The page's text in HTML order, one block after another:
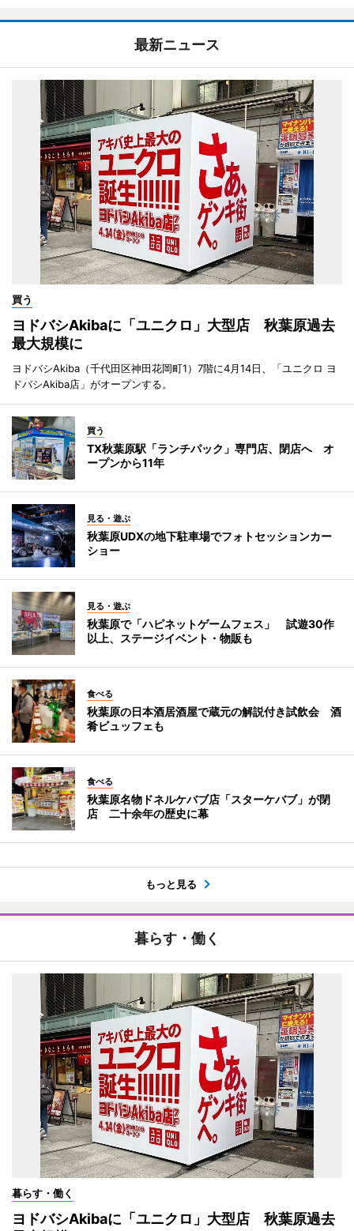
最新ニュース
買う
ヨドバシAkibaに「ユニクロ」大型店 秋葉原過去
最大規模に
ヨドバシAkiba（千代田区神田花岡町1）7階に4月14日、「ユニクロ ヨ
ドバシAkiba店」がオープンする。
買う
TX秋葉原駅「ランチパック」専門店、閉店へ オ
ープンから11年
見る・遊ぶ
秋葉原UDXの地下駐車場でフォトセッションカー
ショー
見る・遊ぶ
秋葉原で「ハピネットゲームフェス」 試遊30作
以上、ステージイベント・物販も
食べる
秋葉原の日本酒居酒屋で蔵元の解説付き試飲会 酒
肴ビュッフェも
食べる
秋葉原名物ドネルケバブ店「スターケバブ」が閉
店 二十余年の歴史に幕
もっと見る
暮らす・働く
暮らす・働く
ヨドバシAkibaに「ユニクロ」大型店 秋葉原過去